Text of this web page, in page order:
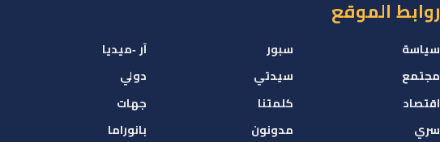
روابط الموقع
سياسة
مجتمع
اقتصاد
سري
سبور
سيدتي
كلمتنا
مدونون
آر -ميديا
دولي
جهات
بانوراما